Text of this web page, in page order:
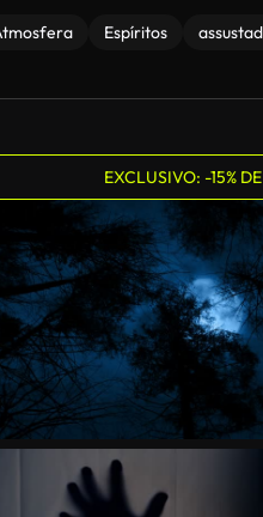
Espíritos
EXCLUSIVO: -15%